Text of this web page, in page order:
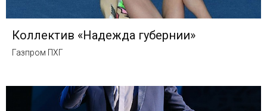
Коллектив «Надежда губернии»
Газпром ПХГ